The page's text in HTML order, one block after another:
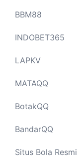
BBM88
INDOBET365
LAPKV
MATAQQ
BotakQQ
BandarQQ
Situs Bola Resmi